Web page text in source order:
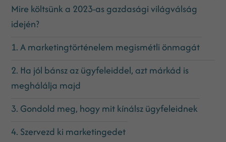
Mire költsünk a 2023-as gazdasági világválság
idején?
1. A marketingtörténelem megismétli önmagát
2. Ha jól bánsz az ügyfeleiddel, azt márkád is
meghálálja majd
3. Gondold meg, hogy mit kínálsz ügyfeleidnek
4. Szervezd ki marketingedet